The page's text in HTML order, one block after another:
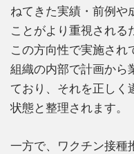
ねてきた実績・前例や
ことがより重視される
この方向性で実施され
組織の内部で計画から
ており、それを正しく
状態と整理されます。
一方で、ワクチン接種